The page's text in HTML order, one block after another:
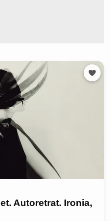
Autoretrat. Ironia,